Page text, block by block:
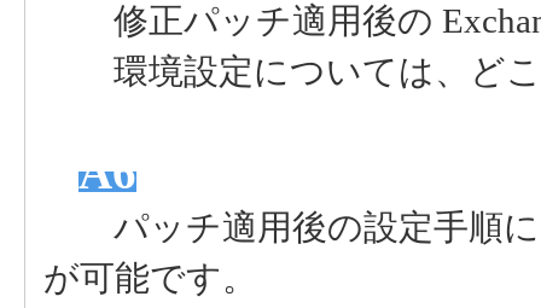
修正パッチ適用後の
環境設定については、どこ
A6
パッチ適用後の設定手順に
が可能です。